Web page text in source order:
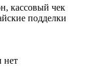
кассовый чек
подделки
нет